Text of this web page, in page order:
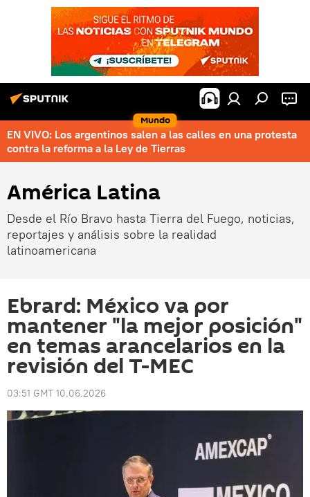
Mundo
EN VIVO: Los argentinos salen a las calles en una protesta
contra la reforma a la Ley de Tierras
América Latina
Desde el Río Bravo hasta Tierra del Fuego, noticias,
reportajes y análisis sobre la realidad
latinoamericana
Ebrard: México va por
mantener "la mejor posición"
en temas arancelarios en la
revisión del T-MEC
03:51 GMT 10.06.2026